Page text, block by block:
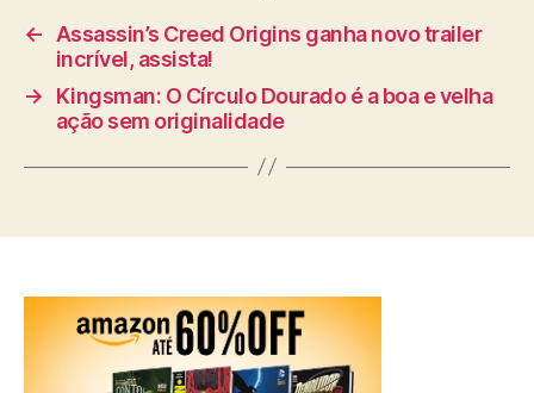
←
Assassin’s Creed Origins ganha novo trailer
incrível, assista!
→
Kingsman: O Círculo Dourado é a boa e velha
ação sem originalidade